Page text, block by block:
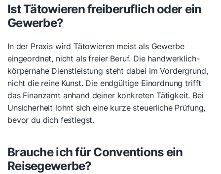
Ist Tätowieren freiberuflich oder ein
Gewerbe?
In der Praxis wird Tätowieren meist als Gewerbe
eingeordnet, nicht als freier Beruf. Die handwerklich-
körpernahe Dienstleistung steht dabei im Vordergrund,
nicht die reine Kunst. Die endgültige Einordnung trifft
das Finanzamt anhand deiner konkreten Tätigkeit. Bei
Unsicherheit lohnt sich eine kurze steuerliche Prüfung,
bevor du dich festlegst.
Brauche ich für Conventions ein
Reisegewerbe?